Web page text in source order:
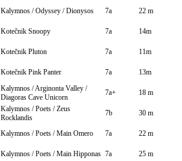
Kalymnos / Odyssey /Dionysos 7a
22 m
Kotečnik Snoopy 7a
14m
Kotečnik Pluton 7a
11m
Kotečnik Pink Panter 7a
13m
Kalymnos / Arginonta Valley /
Diagoras Cave Unicorn
7a+
18 m
Kalymnos / Poets / Zeus
Rocklandis
7b
30 m
Kalymnos / Poets / Main Omero 7a
22 m
Kalymnos / Poets / Main Hipponas 7a
25 m